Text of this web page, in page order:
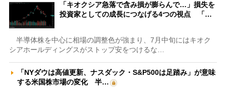
「キオクシア急落で含み損が膨らんで…」損失を
投資家としての成長につなげる4つの視点 「…
半導体株を中心に相場の調整色が強まり、7月中旬にはキオク
シアホールディングスがストップ安をつけるな…
「NYダウは高値更新、ナスダック・S&P500は足踏み」が意味
する米国株市場の変化 半…